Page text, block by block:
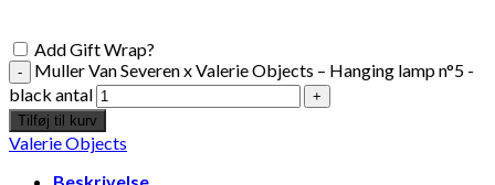
Add Gift Wrap?
Muller Van Severen x Valerie Objects – Hanging lamp n°5 -
black antal
Tilføj til kurv
Valerie Objects